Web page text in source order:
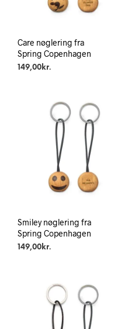
Care nøglering fra
Spring Copenhagen
149,00 kr.
Smiley nøglering fra
Spring Copenhagen
149,00 kr.